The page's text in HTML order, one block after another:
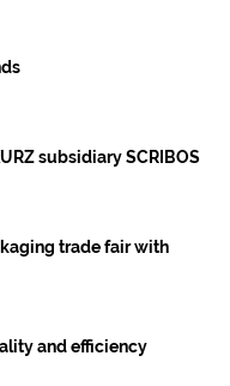
subsidiary SCRIBOS
trade fair with
and efficiency